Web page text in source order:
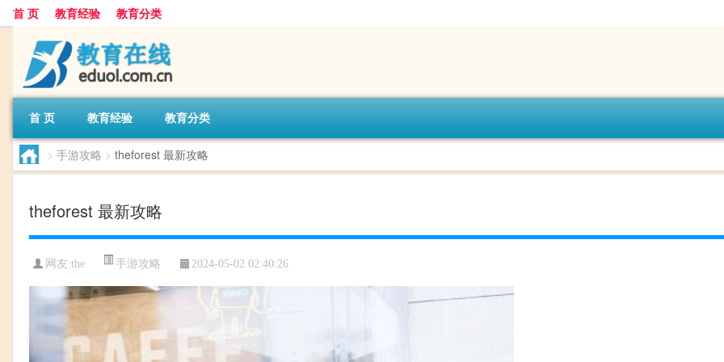
首 页 教育经验 教育分类
首 页 教育经验 教育分类
> 手游攻略 > theforest 最新攻略
theforest 最新攻略
网友:the 手游攻略 2024-05-02 02:40:26